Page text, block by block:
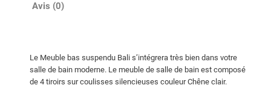
Avis (0)
Le Meuble bas suspendu Bali s’intégrera très bien dans votre
salle de bain moderne. Le meuble de salle de bain est composé
de 4 tiroirs sur coulisses silencieuses couleur Chêne clair.